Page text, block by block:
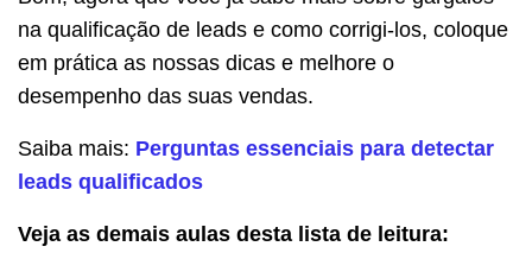
na qualificação de leads e como corrigi-los, coloque
em prática as nossas dicas e melhore o
desempenho das suas vendas.
Saiba mais: Perguntas essenciais para detectar
leads qualificados
Veja as demais aulas desta lista de leitura: